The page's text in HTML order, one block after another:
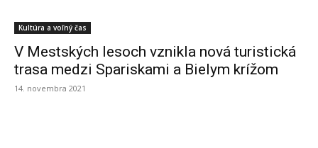
Kultúra a voľný čas
V Mestských lesoch vznikla nová turistická
trasa medzi Spariskami a Bielym krížom
14. novembra 2021